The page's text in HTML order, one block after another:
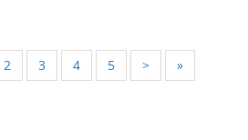
2 3 4 5 > »